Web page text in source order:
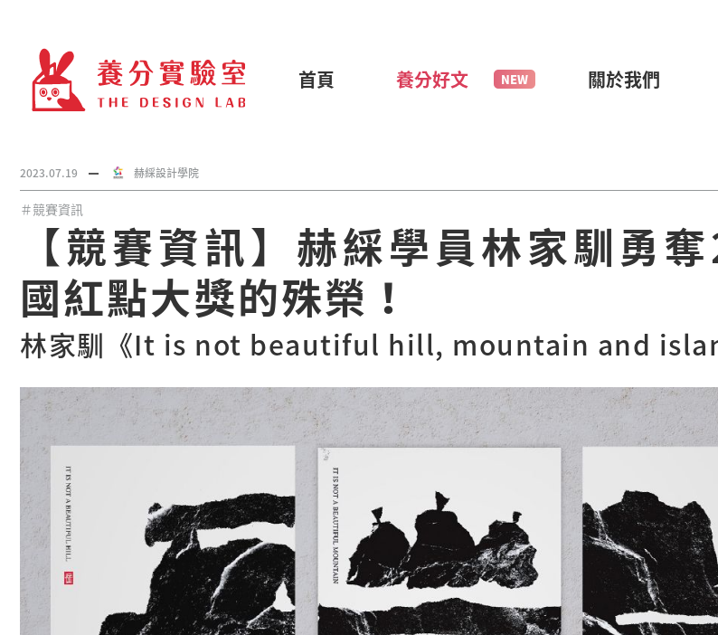
首頁 養分好文 關於我們
2023.07.19 赫綵設計學院
＃競賽資訊
【競賽資訊】赫綵學員林家馴勇
國紅點大獎的殊榮！
林家馴《It is not beautiful hill, mountain and